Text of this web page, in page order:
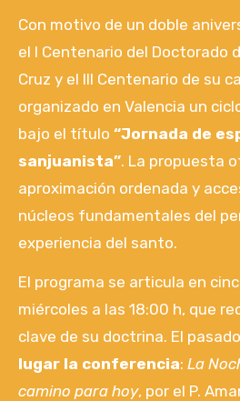
Con motivo de un doble
el I Centenario del Doctorado
Cruz y el III Centenario de su
organizado en Valencia un
bajo el título “Jornada de
sanjuanista”. La propuesta
aproximación ordenada y
núcleos fundamentales del
experiencia del santo.
El programa se articula en
miércoles a las 18:00 h, que
clave de su doctrina. El pasado
lugar la conferencia: La
camino para hoy, por el P.